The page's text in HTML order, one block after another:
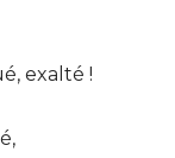
exalté !